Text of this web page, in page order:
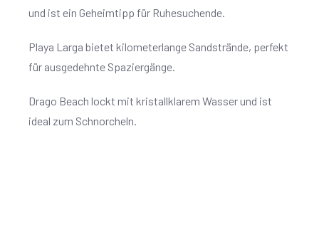
und ist ein Geheimtipp für Ruhesuchende.
Playa Larga bietet kilometerlange Sandstrände, perfekt
für ausgedehnte Spaziergänge.
Drago Beach lockt mit kristallklarem Wasser und ist
ideal zum Schnorcheln.